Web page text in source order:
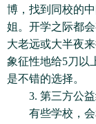
博，找到同校的
姐。开学之际都
大老远或大半夜
象征性地给5刀以
是不错的选择。
3. 第三方公益
有些学校，会